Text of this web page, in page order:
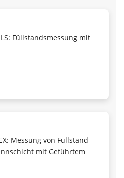
Füllstandsmessung mit
Messung von Füllstand
mit Geführtem